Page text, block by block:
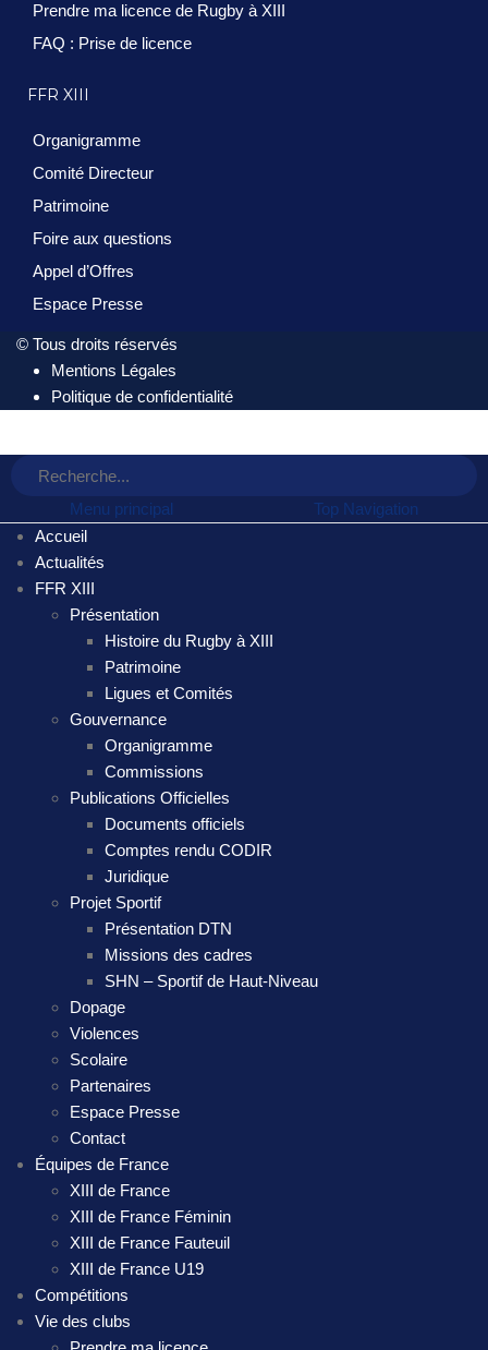
Prendre ma licence de Rugby à XIII
FAQ : Prise de licence
FFR XIII
Organigramme
Comité Directeur
Patrimoine
Foire aux questions
Appel d’Offres
Espace Presse
© Tous droits réservés
Mentions Légales
Politique de confidentialité
Menu principal
Top Navigation
Accueil
Actualités
FFR XIII
Présentation
Histoire du Rugby à XIII
Patrimoine
Ligues et Comités
Gouvernance
Organigramme
Commissions
Publications Officielles
Documents officiels
Comptes rendu CODIR
Juridique
Projet Sportif
Présentation DTN
Missions des cadres
SHN – Sportif de Haut-Niveau
Dopage
Violences
Scolaire
Partenaires
Espace Presse
Contact
Équipes de France
XIII de France
XIII de France Féminin
XIII de France Fauteuil
XIII de France U19
Compétitions
Vie des clubs